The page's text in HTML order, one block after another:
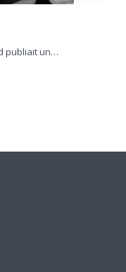
publiait un…